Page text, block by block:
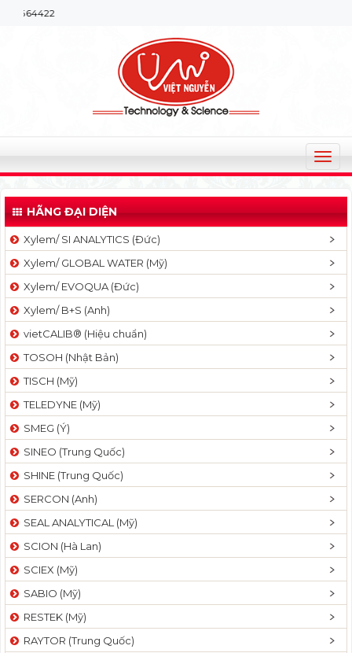
T
o
g
l
v
a
t
n
HÃNG ĐẠI DIỆN
Xylem/ SI ANALYTICS (Đức)
Xylem/ GLOBAL WATER (Mỹ)
Xylem/ EVOQUA (Đức)
Xylem/ B+S (Anh)
vietCALIB® (Hiệu chuẩn)
TOSOH (Nhật Bản)
TISCH (Mỹ)
TELEDYNE (Mỹ)
SMEG (Ý)
SINEO (Trung Quốc)
SHINE (Trung Quốc)
SERCON (Anh)
SEAL ANALYTICAL (Mỹ)
SCION (Hà Lan)
SCIEX (Mỹ)
SABIO (Mỹ)
RESTEK (Mỹ)
RAYTOR (Trung Quốc)